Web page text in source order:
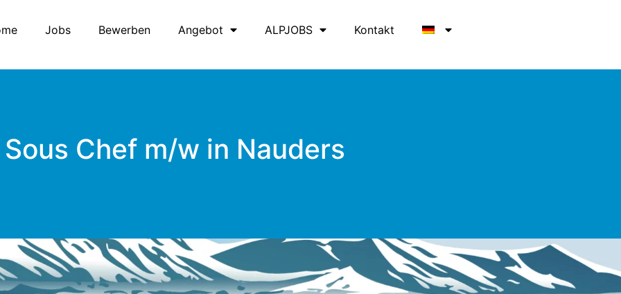
Jobs Bewerben Angebot ALPJOBS Kontakt
Chef m/w in Nauders